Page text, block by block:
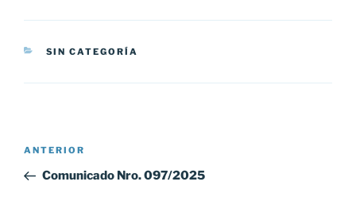
CATEGORÍAS
SIN CATEGORÍA
Navegación
entradas
Entrada
anterior:
ANTERIOR
Comunicado Nro. 097/2025